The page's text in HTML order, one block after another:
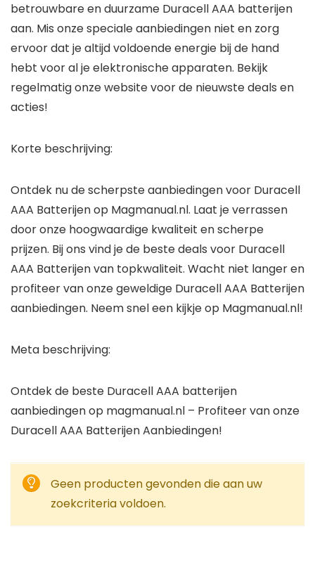
betrouwbare en duurzame Duracell AAA batterijen
aan. Mis onze speciale aanbiedingen niet en zorg
ervoor dat je altijd voldoende energie bij de hand
hebt voor al je elektronische apparaten. Bekijk
regelmatig onze website voor de nieuwste deals en
acties!
Korte beschrijving:
Ontdek nu de scherpste aanbiedingen voor Duracell
AAA Batterijen op Magmanual.nl. Laat je verrassen
door onze hoogwaardige kwaliteit en scherpe
prijzen. Bij ons vind je de beste deals voor Duracell
AAA Batterijen van topkwaliteit. Wacht niet langer en
profiteer van onze geweldige Duracell AAA Batterijen
aanbiedingen. Neem snel een kijkje op Magmanual.nl!
Meta beschrijving:
Ontdek de beste Duracell AAA batterijen
aanbiedingen op magmanual.nl – Profiteer van onze
Duracell AAA Batterijen Aanbiedingen!
Geen producten gevonden die aan uw
zoekcriteria voldoen.